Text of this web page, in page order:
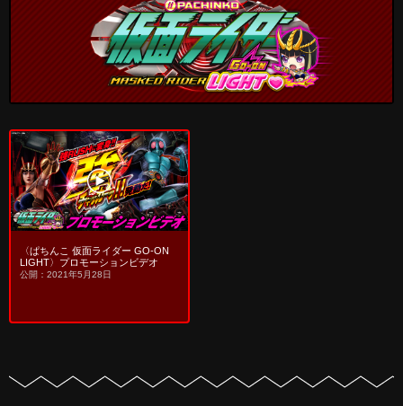
〈ぱちんこ 仮面ライダー GO-ON
LIGHT〉プロモーションビデオ
公開：2021年5月28日